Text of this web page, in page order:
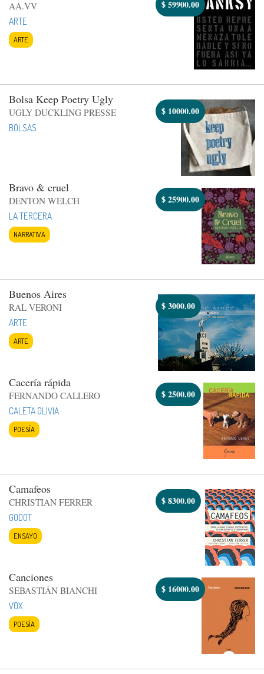
AA.VV
ARTE
ARTE
$59900.00
Bolsa Keep Poetry Ugly
UGLY DUCKLING PRESSE
BOLSAS
$ 10000.00
Bravo & cruel
DENTON WELCH
LA TERCERA
NARRATIVA
$25900.00
Buenos Aires
RAL VERONI
ARTE
ARTE
$3000.00
Cacería rápida
FERNANDO CALLERO
CALETA OLIVIA
POESÍA
$2500.00
Camafeos
CHRISTIAN FERRER
GODOT
ENSAYO
$8300.00
Canciones
SEBASTIÁN BIANCHI
VOX
POESÍA
$ 16000.00